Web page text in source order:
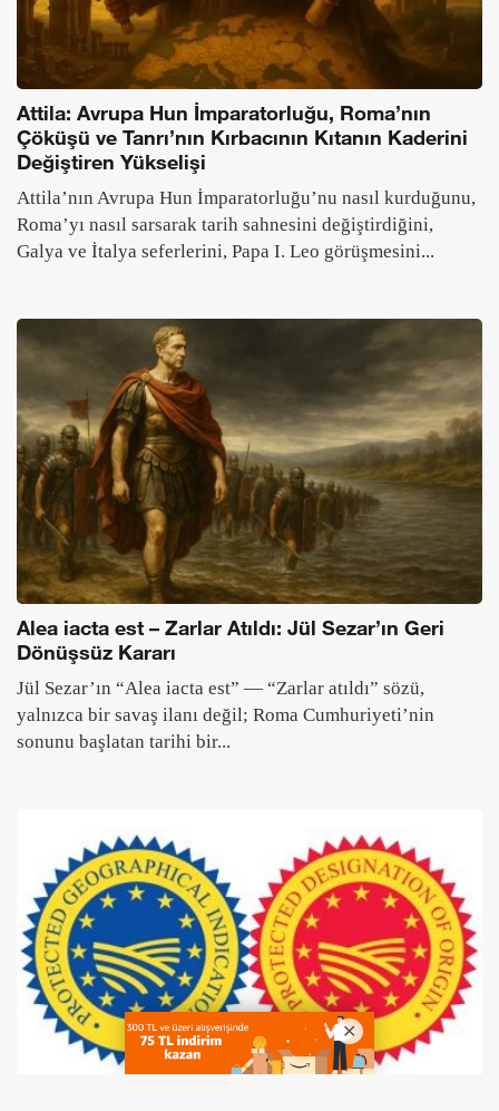
Hannibal Barca Kimdir? Hayatı, Savaşları,
Taktikleri ve Ölümü
Hannibal Barca’nın yaşamı, Alpler’i aşışı, Cannae’deki
taktik dehası ve Roma’ya karşı verdiği mücadeleler bu
rehberde kronolojik ve anlaşılır biçimde anlatılıyor....
Attila: Avrupa Hun İmparatorluğu, Roma’nın
Çöküşü ve Tanrı’nın Kırbacının Kıtanın Kaderini
Değiştiren Yükselişi
Attila’nın Avrupa Hun İmparatorluğu’nu nasıl kurduğunu,
Roma’yı nasıl sarsarak tarih sahnesini değiştirdiğini,